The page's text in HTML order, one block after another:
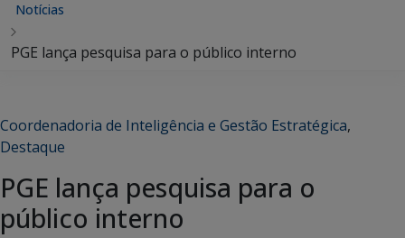
Notícias
PGE lança pesquisa para o público interno
Coordenadoria de Inteligência e Gestão Estratégica,
Destaque
PGE lança pesquisa para o
público interno